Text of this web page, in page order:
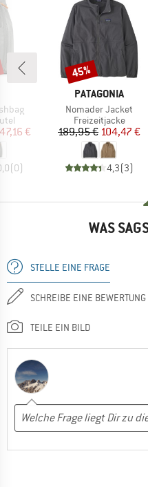
Preis
€
(0)
MARKE
PATAGONIA
Artikel
Nomader Jacket
Produktgruppe
Freizeitjacke
Preis
189,95 €reduzierter
104,47 €
4,3(3)
Rabatt
45%
WAS
STELLE EINE FRAGE
SCHREIBE EINE BEWERTUNG
TEILE EIN BILD